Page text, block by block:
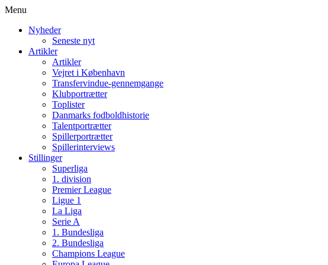
Menu
Nyheder
Seneste nyt
Artikler
Artikler
Vejret i København
Transfervindue-gennemgange
Klubportrætter
Toplister
Danmarks fodboldhistorie
Talentportrætter
Spillerportrætter
Spillerinterviews
Stillinger
Superliga
1. division
Premier League
Ligue 1
La Liga
Serie A
1. Bundesliga
2. Bundesliga
Champions League